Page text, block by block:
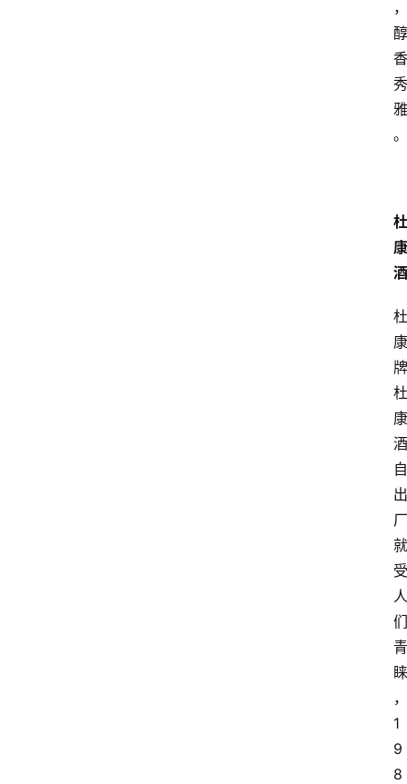
，
醇
香
秀
雅
。
杜
康
酒
杜
康
牌
杜
康
酒
自
出
厂
就
受
人
们
青
睐
，
1
9
8